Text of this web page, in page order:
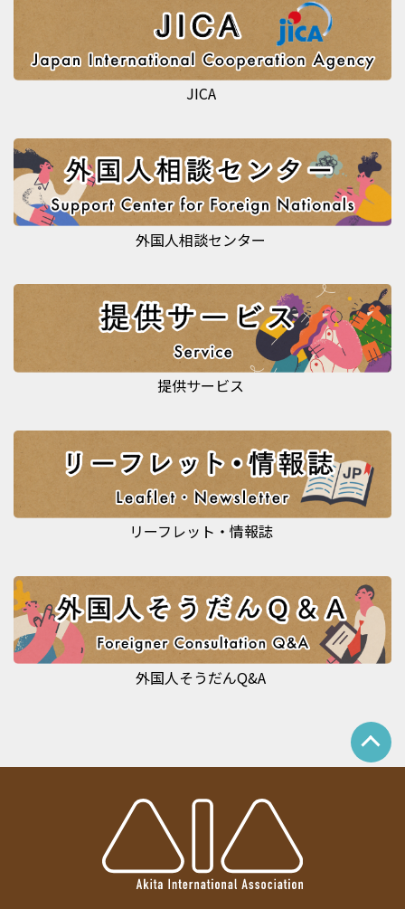
JICA
外国人相談センター
提供サービス
リーフレット・情報誌
外国人そうだんQ&A